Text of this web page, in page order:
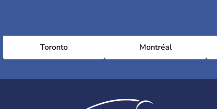
Toronto Montréal